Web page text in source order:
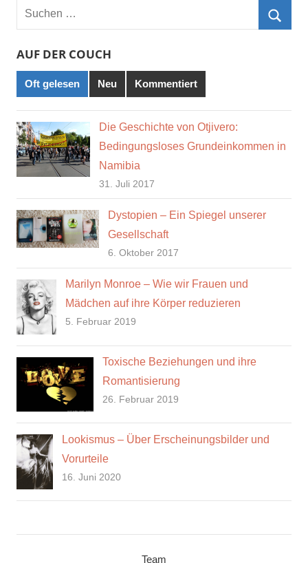
Suchen
nach:
AUF DER COUCH
Oft gelesen Neu Kommentiert
Die Geschichte von Otjivero:
Bedingungsloses Grundeinkommen in
Namibia
31. Juli 2017
Dystopien – Ein Spiegel unserer
Gesellschaft
6. Oktober 2017
Marilyn Monroe – Wie wir Frauen und
Mädchen auf ihre Körper reduzieren
5. Februar 2019
Toxische Beziehungen und ihre
Romantisierung
26. Februar 2019
Lookismus – Über Erscheinungsbilder und
Vorurteile
16. Juni 2020
Team